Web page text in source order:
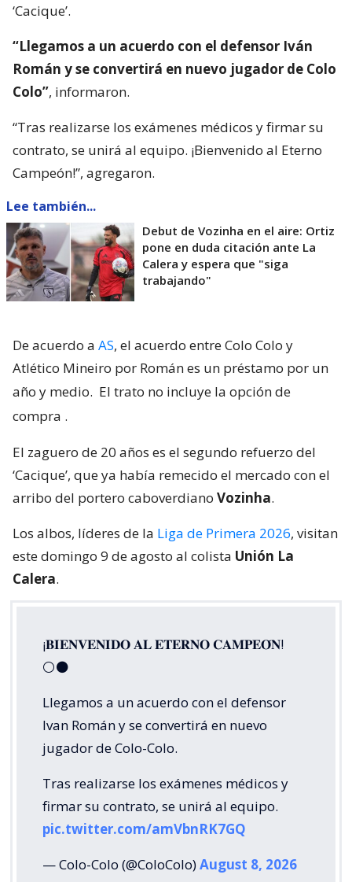
‘Cacique’.
“Llegamos a un acuerdo con el defensor Iván
Román y se convertirá en nuevo jugador de Colo
Colo”, informaron.
“Tras realizarse los exámenes médicos y firmar su
contrato, se unirá al equipo. ¡Bienvenido al Eterno
Campeón!”, agregaron.
Lee también...
Debut de Vozinha en el aire: Ortiz
pone en duda citación ante La
Calera y espera que "siga
trabajando"
De acuerdo a AS, el acuerdo entre Colo Colo y
Atlético Mineiro por Román es un préstamo por un
año y medio. El trato no incluye la opción de
compra .
El zaguero de 20 años es el segundo refuerzo del
‘Cacique’, que ya había remecido el mercado con el
arribo del portero caboverdiano Vozinha.
Los albos, líderes de la Liga de Primera 2026, visitan
este domingo 9 de agosto al colista Unión La
Calera.
¡𝐁𝐈𝐄𝐍𝐕𝐄𝐍𝐈𝐃𝐎 𝐀𝐋 𝐄𝐓𝐄𝐑𝐍𝐎 𝐂𝐀𝐌𝐏𝐄𝐎́𝐍!
⚪⚫
Llegamos a un acuerdo con el defensor
Ivan Román y se convertirá en nuevo
jugador de Colo-Colo.
Tras realizarse los exámenes médicos y
firmar su contrato, se unirá al equipo.
pic.twitter.com/amVbnRK7GQ
— Colo-Colo (@ColoColo)August 8, 2026